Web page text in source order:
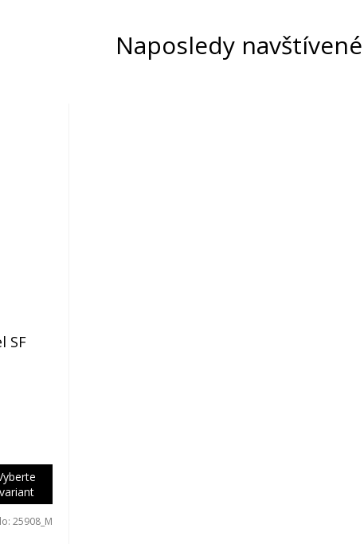
Naposledy navštívené
SF
variant
25908_M